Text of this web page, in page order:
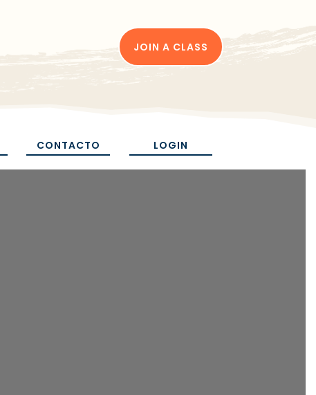
JOIN A CLASS
CONTACTO LOGIN